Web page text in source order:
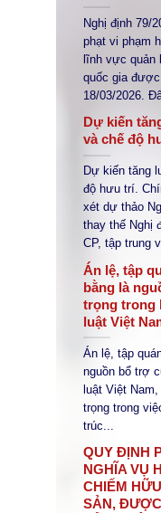
Nghị định 79/
phạt vi phạm
lĩnh vực quản
quốc gia
18/03/2026.
Dự kiến
và chế độ
Dự kiến tăng
độ hưu trí.
xét dự thảo
thay thế Nghị
CP, tập trung
Án lệ, tập
bằng là
trọng trong
luật Việt
Án lệ, tập
nguồn bổ trợ
luật Việt
trọng trong
trúc...
QUY ĐỊNH
NGHĨA VỤ
CHIẾM
SẢN,